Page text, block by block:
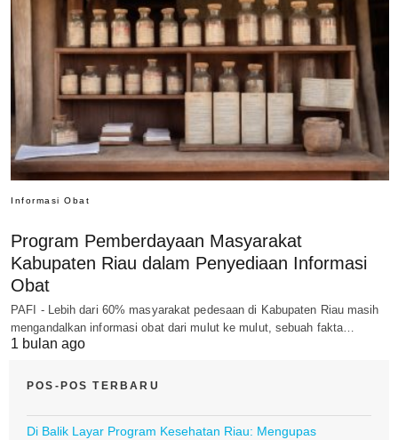
Informasi Obat
Program Pemberdayaan Masyarakat
Kabupaten Riau dalam Penyediaan Informasi
Obat
PAFI - Lebih dari 60% masyarakat pedesaan di Kabupaten Riau masih
mengandalkan informasi obat dari mulut ke mulut, sebuah fakta…
1 bulan ago
POS-POS TERBARU
Di Balik Layar Program Kesehatan Riau: Mengupas